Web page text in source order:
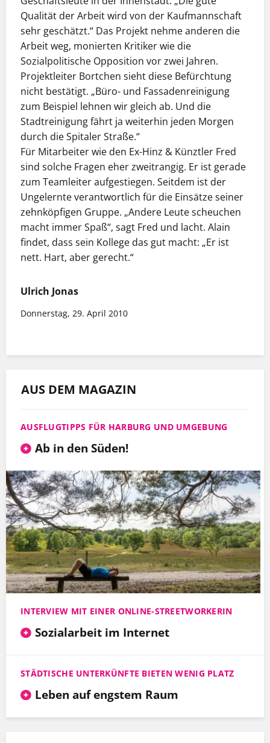
Qualität der Arbeit wird von der Kaufmannschaft
sehr geschätzt.“ Das Projekt nehme anderen die
Arbeit weg, monierten Kritiker wie die
Sozialpolitische Opposition vor zwei Jahren.
Projektleiter Bortchen sieht diese Befürchtung
nicht bestätigt. „Büro- und Fassadenreinigung
zum Beispiel lehnen wir gleich ab. Und die
Stadtreinigung fährt ja weiterhin jeden Morgen
durch die Spitaler Straße.“
Für Mitarbeiter wie den Ex-Hinz & Künztler Fred
sind solche Fragen eher zweitrangig. Er ist gerade
zum Teamleiter aufgestiegen. Seitdem ist der
Ungelernte verantwortlich für die Einsätze seiner
zehnköpfigen Gruppe. „Andere Leute scheuchen
macht immer Spaß“, sagt Fred und lacht. Alain
findet, dass sein Kollege das gut macht: „Er ist
nett. Hart, aber gerecht.“
Ulrich Jonas
Donnerstag, 29. April 2010
AUS DEM MAGAZIN
AUSFLUGTIPPS FÜR HARBURG UND UMGEBUNG
Ab in den Süden!
INTERVIEW MIT EINER ONLINE-STREETWORKERIN
Sozialarbeit im Internet
STÄDTISCHE UNTERKÜNFTE BIETEN WENIG PLATZ
Leben auf engstem Raum